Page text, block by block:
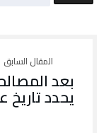
بعد
يحدد